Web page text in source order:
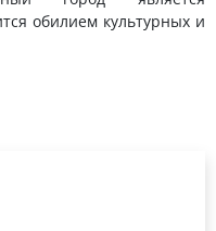
обилием культурных и